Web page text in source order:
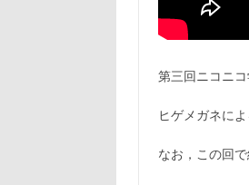
第三回ニコニ
ヒゲメガネに
なお，この回